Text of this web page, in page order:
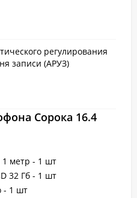
регулирования
записи (АРУЗ)
Сорока 16.4
метр - 1 шт
32 Гб - 1 шт
- 1 шт